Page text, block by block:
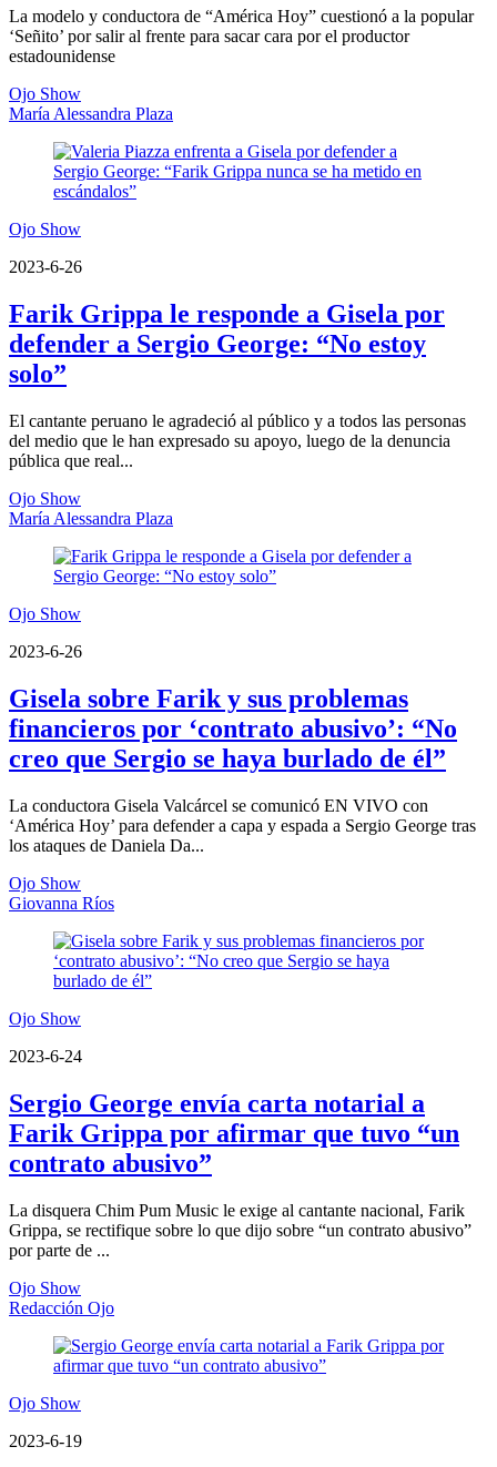
La modelo y conductora de “América Hoy” cuestionó a la popular
‘Señito’ por salir al frente para sacar cara por el productor
estadounidense
Ojo Show
María Alessandra Plaza
Ojo Show
2023-6-26
Farik Grippa le responde a Gisela por
defender a Sergio George: “No estoy
solo”
El cantante peruano le agradeció al público y a todos las personas
del medio que le han expresado su apoyo, luego de la denuncia
pública que real...
Ojo Show
María Alessandra Plaza
Ojo Show
2023-6-26
Gisela sobre Farik y sus problemas
financieros por ‘contrato abusivo’: “No
creo que Sergio se haya burlado de él”
La conductora Gisela Valcárcel se comunicó EN VIVO con
‘América Hoy’ para defender a capa y espada a Sergio George tras
los ataques de Daniela Da...
Ojo Show
Giovanna Ríos
Ojo Show
2023-6-24
Sergio George envía carta notarial a
Farik Grippa por afirmar que tuvo “un
contrato abusivo”
La disquera Chim Pum Music le exige al cantante nacional, Farik
Grippa, se rectifique sobre lo que dijo sobre “un contrato abusivo”
por parte de ...
Ojo Show
Redacción Ojo
Ojo Show
2023-6-19